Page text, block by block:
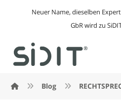
Neuer Name, dieselben
GbR wird zu
Blog